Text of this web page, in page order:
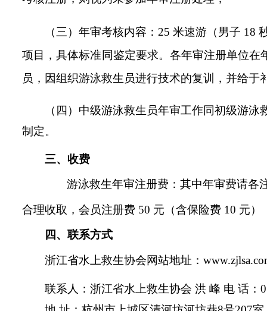
（三）年审考核内容：25 米速游（男子 18
项目，具体标准同鉴定要求。各年审注册单位
员，因组织游泳救生员进行技术的复训，并给于
（四）中级游泳救生员年审工作同初级游
制定。
三、收费
游泳救生年审注册费：其中年审费请各
合理收取，会员注册费 50 元（含保险费 10 元）
四、联系方式
浙江省水上救生协会网站地址：
联系人：浙江省水上救生协会 洪 峰 电 话：